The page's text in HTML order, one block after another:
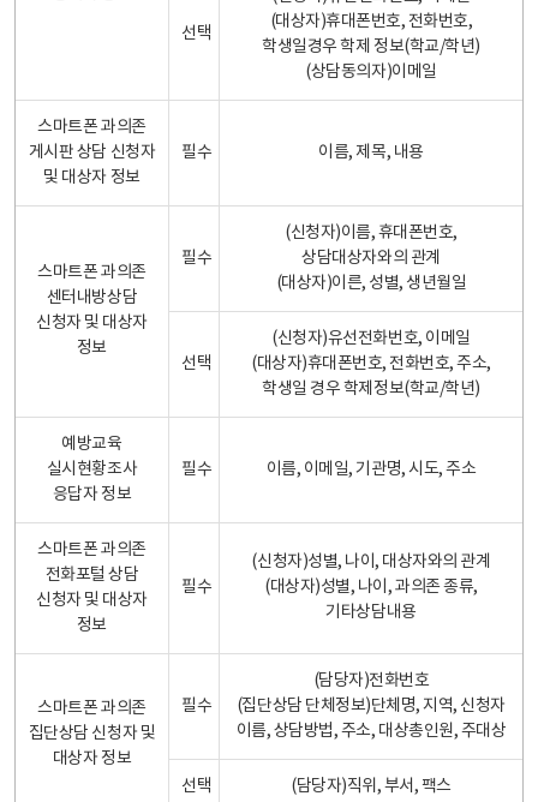
선택
(대상자)휴대폰번호, 전화번호,
학생일경우 학제 정보(학교/학년)
(상담동의자)이메일
스마트폰 과의존
게시판 상담 신청자
및 대상자 정보
필수 이름, 제목, 내용
스마트폰 과의존
센터내방상담
신청자 및 대상자
정보
필수
(신청자)이름, 휴대폰번호,
상담대상자와의 관계
(대상자)이른, 성별, 생년월일
선택
(신청자)유선전화번호, 이메일
(대상자)휴대폰번호, 전화번호, 주소,
학생일 경우 학제정보(학교/학년)
예방교육
실시현황조사
응답자 정보
필수 이름, 이메일, 기관명, 시도, 주소
스마트폰 과의존
전화포털 상담
신청자 및 대상자
정보
필수
(신청자)성별, 나이, 대상자와의 관계
(대상자)성별, 나이, 과의존 종류,
기타상담내용
스마트폰 과의존
집단상담 신청자 및
대상자 정보
필수
(담당자)전화번호
(집단상담 단체정보)단체명, 지역, 신청자
이름, 상담방법, 주소, 대상총인원, 주대상
선택 (담당자)직위, 부서, 팩스